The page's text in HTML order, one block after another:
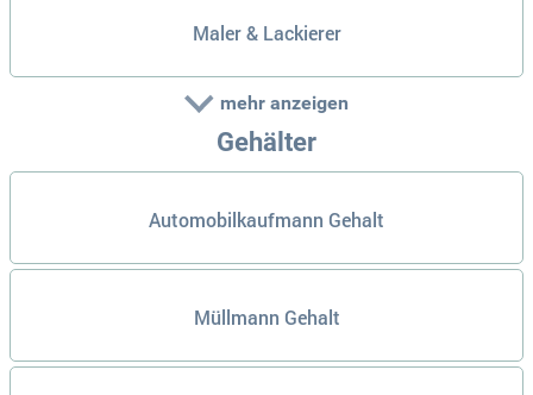
Maler & Lackierer
mehr anzeigen
Gehälter
Automobilkaufmann Gehalt
Müllmann Gehalt